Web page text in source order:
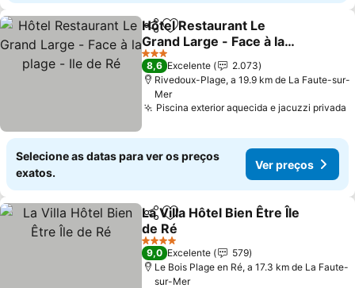
PartilharAdicionar aos favoritos
Hôtel Restaurant Le
Grand Large - Face à la
plage - Ile de Ré
3 Estrelas
8,6 Excelente
2.073
Rivedoux-Plage, a 19.9 km de La Faute-sur-
Mer
Piscina exterior aquecida e jacuzzi privada
Selecione as datas para ver os preços
exatos.
Ver preços
PartilharAdicionar aos favoritos
La Villa Hôtel Bien Être Île
de Ré
4 Estrelas
9,0 Excelente
579
Le Bois Plage en Ré, a 17.3 km de La Faute-
sur-Mer